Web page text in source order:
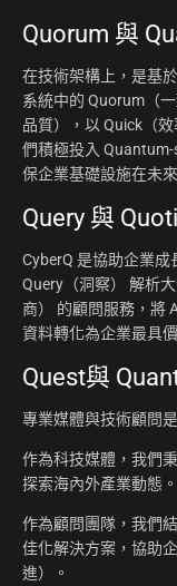
Quorum 與
在技術架構上，是基
系統中的 Quorum（
品質），以 Quick（
們積極投入
保企業基礎設施在未
Query 與
CyberQ 是協助企業
Query（洞察） 解析
商） 的顧問服務，將
資料轉化為企業最具
Quest與
專業媒體與技術顧問
作為科技媒體，我們
探索海內外產業動態。
作為顧問團隊，我們
佳化解決方案，協助
進）。